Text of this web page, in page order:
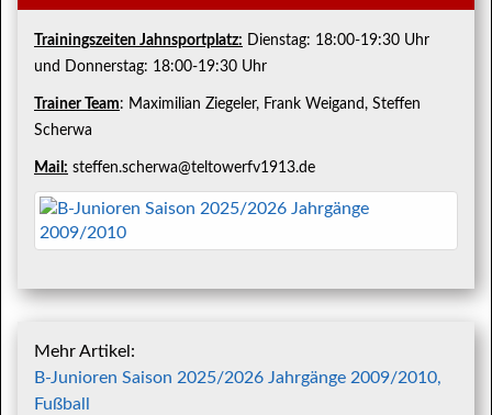
Trainingszeiten Jahnsportplatz: Dienstag: 18:00-19:30 Uhr
und Donnerstag: 18:00-19:30 Uhr
Trainer Team: Maximilian Ziegeler, Frank Weigand, Steffen
Scherwa
Mail: steffen.scherwa@teltowerfv1913.de
Mehr Artikel:
B-Junioren Saison 2025/2026 Jahrgänge 2009/2010,
Fußball